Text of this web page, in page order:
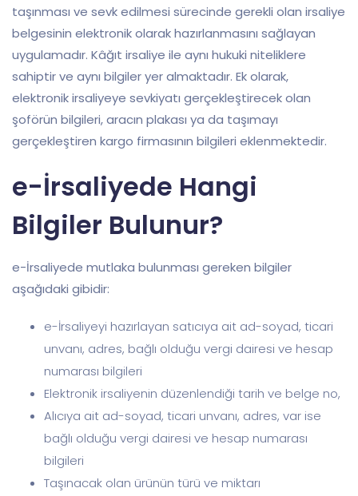
taşınması ve sevk edilmesi sürecinde gerekli olan irsaliye
belgesinin elektronik olarak hazırlanmasını sağlayan
uygulamadır. Kâğıt irsaliye ile aynı hukuki niteliklere
sahiptir ve aynı bilgiler yer almaktadır. Ek olarak,
elektronik irsaliyeye sevkiyatı gerçekleştirecek olan
şoförün bilgileri, aracın plakası ya da taşımayı
gerçekleştiren kargo firmasının bilgileri eklenmektedir.
e-İrsaliyede Hangi
Bilgiler Bulunur?
e-İrsaliyede mutlaka bulunması gereken bilgiler
aşağıdaki gibidir:
e-İrsaliyeyi hazırlayan satıcıya ait ad-soyad, ticari
unvanı, adres, bağlı olduğu vergi dairesi ve hesap
numarası bilgileri
Elektronik irsaliyenin düzenlendiği tarih ve belge no,
Alıcıya ait ad-soyad, ticari unvanı, adres, var ise
bağlı olduğu vergi dairesi ve hesap numarası
bilgileri
Taşınacak olan ürünün türü ve miktarı